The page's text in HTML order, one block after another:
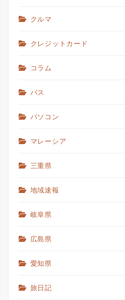
クルマ
クレジットカード
コラム
バス
パソコン
マレーシア
三重県
地域速報
岐阜県
広島県
愛知県
旅日記